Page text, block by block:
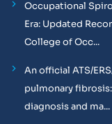
Occupational
Era: Updated
College of Occ...
An official ATS/
pulmonary
diagnosis and ma...